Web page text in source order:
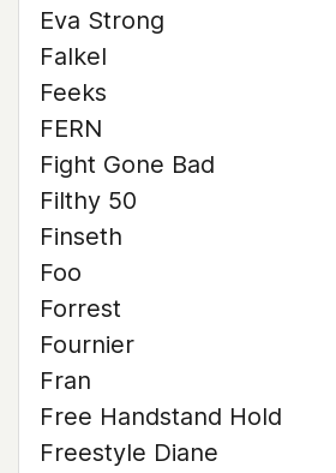
Eva Strong
Falkel
Feeks
FERN
Fight Gone Bad
Filthy 50
Finseth
Foo
Forrest
Fournier
Fran
Free Handstand Hold
Freestyle Diane